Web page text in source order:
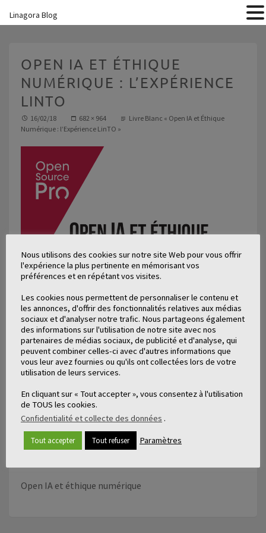
OPEN IA ET ÉTHIQUE
NUMÉRIQUE : L’EXPÉRIENCE
LINTO
16/02/18 682 × 964
Livre Blanc « Open IA et Éthique
Numérique : l’Expérience LinTO »
Open IA et éthique numérique
Nous utilisons des cookies sur notre site Web pour vous offrir
l'expérience la plus pertinente en mémorisant vos
préférences et en répétant vos visites.
Les cookies nous permettent de personnaliser le contenu et
les annonces, d'offrir des fonctionnalités relatives aux médias
sociaux et d'analyser notre trafic. Nous partageons également
des informations sur l'utilisation de notre site avec nos
partenaires de médias sociaux, de publicité et d'analyse, qui
peuvent combiner celles-ci avec d'autres informations que
vous leur avez fournies ou qu'ils ont collectées lors de votre
utilisation de leurs services.
En cliquant sur « Tout accepter », vous consentez à l'utilisation
de TOUS les cookies.
Confidentialité et collecte des données .
Tout accepter Tout refuser Paramètres
Linagora Blog